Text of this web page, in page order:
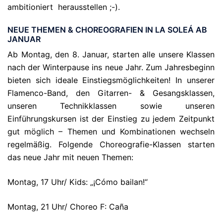
ambitioniert herausstellen ;-).
NEUE THEMEN & CHOREOGRAFIEN IN LA SOLEÁ AB
JANUAR
Ab Montag, den 8. Januar, starten alle unsere Klassen
nach der Winterpause ins neue Jahr. Zum Jahresbeginn
bieten sich ideale Einstiegsmöglichkeiten! In unserer
Flamenco-Band, den Gitarren- & Gesangsklassen,
unseren Technikklassen sowie unseren
Einführungskursen ist der Einstieg zu jedem Zeitpunkt
gut möglich – Themen und Kombinationen wechseln
regelmäßig. Folgende Choreografie-Klassen starten
das neue Jahr mit neuen Themen:
Montag, 17 Uhr/ Kids: „¡Cómo bailan!“
Montag, 21 Uhr/ Choreo F: Caña